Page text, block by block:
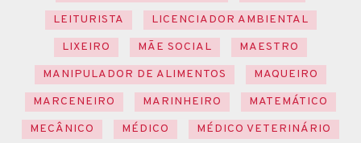
LEITURISTA
LICENCIADOR AMBIENTAL
LIXEIRO
MÃE SOCIAL
MAESTRO
MANIPULADOR DE ALIMENTOS
MAQUEIRO
MARCENEIRO
MARINHEIRO
MATEMÁTICO
MECÂNICO
MÉDICO
MÉDICO VETERINÁRIO